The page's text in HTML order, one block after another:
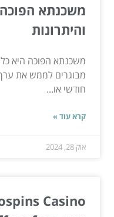
משכנתא
והיתרונות
משכנתא הפוכה היא
מבוגרים לממש את
חודשי או...
קרא עוד »
אוק 28, 2024
Casino